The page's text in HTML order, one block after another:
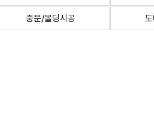
중문/몰딩시공